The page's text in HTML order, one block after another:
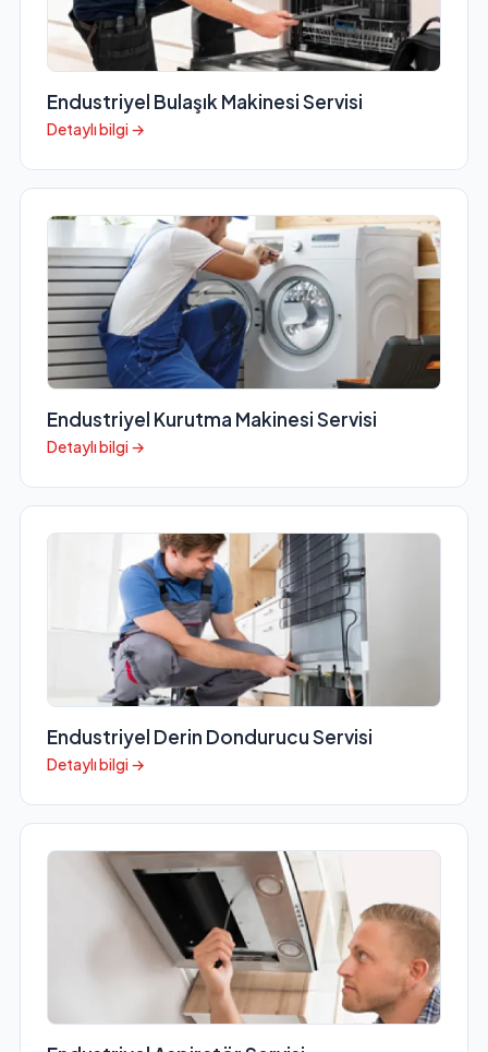
Endustriyel Bulaşık Makinesi Servisi
Detaylı bilgi →
Endustriyel Kurutma Makinesi Servisi
Detaylı bilgi →
Endustriyel Derin Dondurucu Servisi
Detaylı bilgi →